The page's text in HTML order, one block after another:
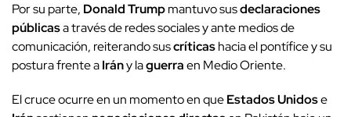
Por su parte, Donald Trumpmantuvo susdeclaraciones
públicasa través de redes sociales y ante medios de
comunicación, reiterando suscríticashacia el pontífice y su
postura frente aIrány laguerraen Medio Oriente.
El cruce ocurre en un momento en queEstados Unidose